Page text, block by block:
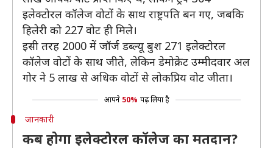
इलेक्टोरल कॉलेज वोटों के साथ राष्ट्रपति बन गए, जबकि
हिलेरी को 227 वोट ही मिले।
इसी तरह 2000 में जॉर्ज डब्ल्यू बुश 271 इलेक्टोरल
कॉलेज वोटों के साथ जीते, लेकिन डेमोक्रेट उम्मीदवार अल
गोर ने 5 लाख से अधिक वोटों से लोकप्रिय वोट जीता।
आपने 50% पढ़ लिया है
जानकारी
कब होगा इलेक्टोरल कॉलेज का मतदान?